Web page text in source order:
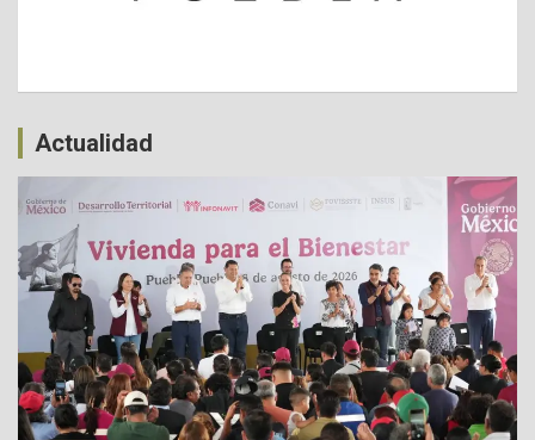
Actualidad